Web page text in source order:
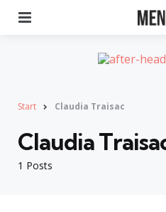
Start Claudia Traisac
1 Posts
Claudia